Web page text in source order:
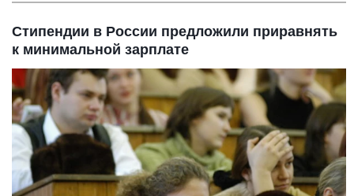
Стипендии в России предложили приравнять
к минимальной зарплате